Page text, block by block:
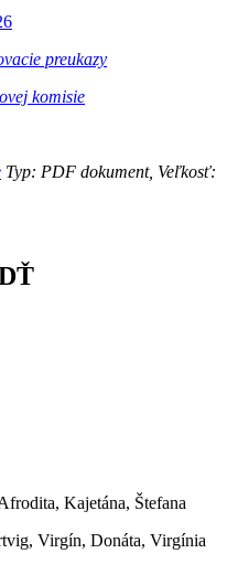
preukazy
komisie
Typ: PDF dokument, Veľkosť:
Kajetána, Štefana
Virgín, Donáta, Virgínia